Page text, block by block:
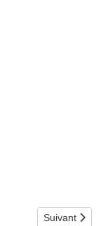
Article
Suivant